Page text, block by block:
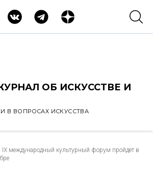
ОБ ИСКУССТВЕ И
В ВОПРОСАХ ИСКУССТВА
IХ международный культурный форум пройдет в